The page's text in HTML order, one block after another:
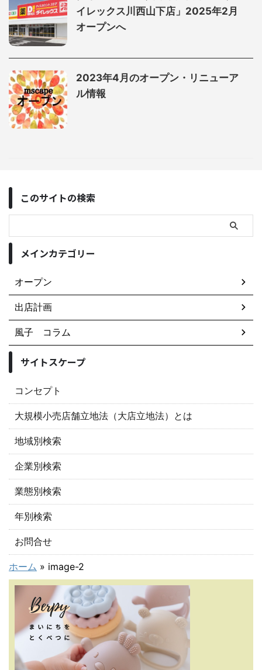
イレックス川西山下店」2025年2月
オープンへ
2023年4月のオープン・リニューア
ル情報
このサイトの検索
メインカテゴリー
オープン
出店計画
風子 コラム
サイトスケープ
コンセプト
大規模小売店舗立地法（大店立地法）とは
地域別検索
企業別検索
業態別検索
年別検索
お問合せ
ホーム » image-2